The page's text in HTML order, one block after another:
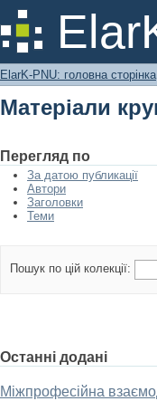
Матеріали
ElarK-PNU: головна сторінка
Матеріали
Перегляд по
За датою публикації
Автори
Заголовки
Теми
Пошук по цій колекції:
Останні додані
Міжпрофесійна